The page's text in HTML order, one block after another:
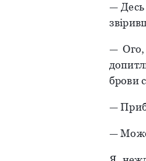
— Десь
— Ого,
брови
—
—